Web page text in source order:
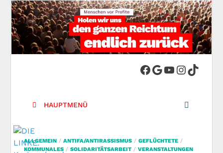
Kreisverband
Kassel-Stadt
HAUPTMENÜ
ALLGEMEIN /ANTIFA/ANTIRASSISMUS /GEFLÜCHTETE /
KOMMUNALES /SOLIDARITÄTSARBEIT/VERANSTALTUNGEN